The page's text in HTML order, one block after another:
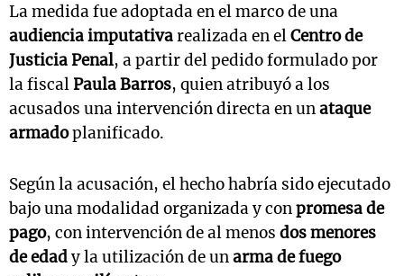
La medida fue adoptada en el marco de una
audiencia imputativarealizada en elCentro de
Justicia Penal, a partir del pedido formulado por
la fiscalPaula Barros, quien atribuyó a los
acusados una intervención directa en unataque
armadoplanificado.
Según la acusación, el hecho habría sido ejecutado
bajo una modalidad organizada y conpromesa de
pago, con intervención de al menos dos menores
de edady la utilización de unarma de fuego